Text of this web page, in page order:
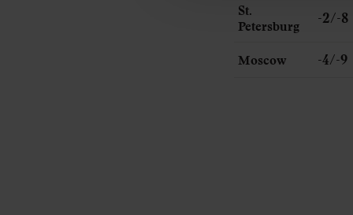
St.
Petersburg
-2/-8
Moscow -4/-9